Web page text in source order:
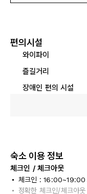
편의시설
와이파이
즐길거리
장애인 편의 시설
숙소 이용 정보
체크인 / 체크아웃
체크인 :
정확한 체크인/체크아